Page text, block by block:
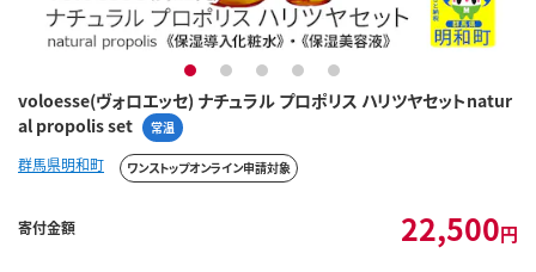
voloesse(ヴォロエッセ) ナチュラル プロポリス ハリツヤセットnatur
al propolis set
常温
1 2 3 4 5
群馬県明和町 ワンストップオンライン申請対象
寄付金額 22,500円